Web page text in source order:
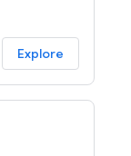
Explore